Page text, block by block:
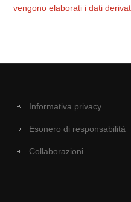
vengono elaborati i dati
Informativa privacy
Esonero di responsabilità
Collaborazioni